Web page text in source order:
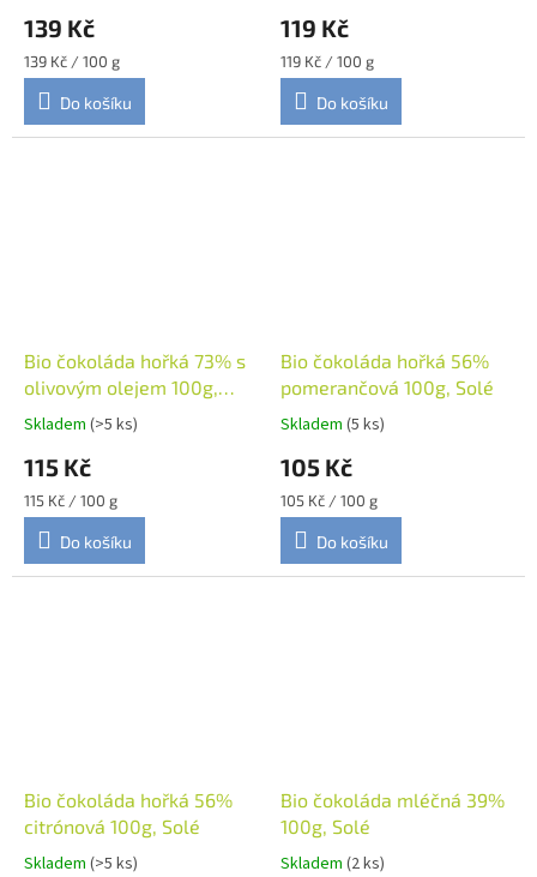
139 Kč
Měrná
cena:
139 Kč / 100 g
Do košíku
119 Kč
Měrná
cena:
119 Kč / 100 g
Do košíku
Bio čokoláda hořká 73% s
olivovým olejem 100g,
Solé
Skladem (>5 ks)
115 Kč
Měrná
cena:
115 Kč / 100 g
Do košíku
Bio čokoláda hořká 56%
pomerančová 100g, Solé
Skladem (5 ks)
105 Kč
Měrná
cena:
105 Kč / 100 g
Do košíku
Bio čokoláda hořká 56%
citrónová 100g, Solé
Skladem (>5 ks)
Bio čokoláda mléčná 39%
100g, Solé
Skladem (2 ks)